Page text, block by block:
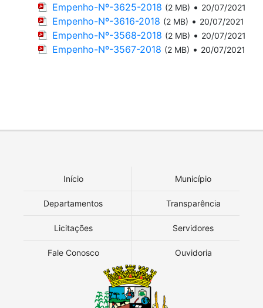
Empenho-Nº-3625-2018 (2 MB) • 20/07/2021
Empenho-Nº-3616-2018 (2 MB) • 20/07/2021
Empenho-Nº-3568-2018 (2 MB) • 20/07/2021
Empenho-Nº-3567-2018 (2 MB) • 20/07/2021
Início Município
Departamentos Transparência
Licitações Servidores
Fale Conosco Ouvidoria